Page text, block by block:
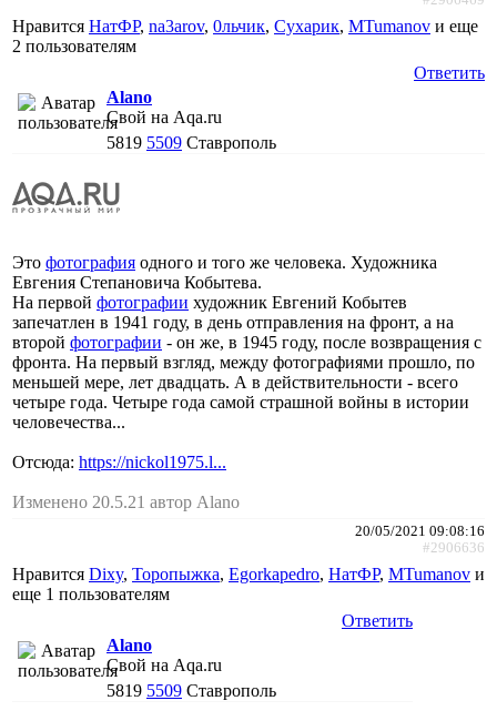
Нравится НатФР, na3arov, 0льчик, Сухарик, MTumanov и еще
2 пользователям
Ответить
Alano
Свой на Aqa.ru
5819 5509 Ставрополь
Это фотография одного и того же человека. Художника
Евгения Степановича Кобытева.
На первой фотографии художник Евгений Кобытев
запечатлен в 1941 году, в день отправления на фронт, а на
второй фотографии - он же, в 1945 году, после возвращения с
фронта. На первый взгляд, между фотографиями прошло, по
меньшей мере, лет двадцать. А в действительности - всего
четыре года. Четыре года самой страшной войны в истории
человечества...
Отсюда: https://nickol1975.l...
Изменено 20.5.21 автор Alano
20/05/2021 09:08:16
#2906636
Нравится Dixy, Торопыжка, Egorkapedro, НатФР, MTumanov и
еще 1 пользователям
Ответить
Alano
Свой на Aqa.ru
5819 5509 Ставрополь